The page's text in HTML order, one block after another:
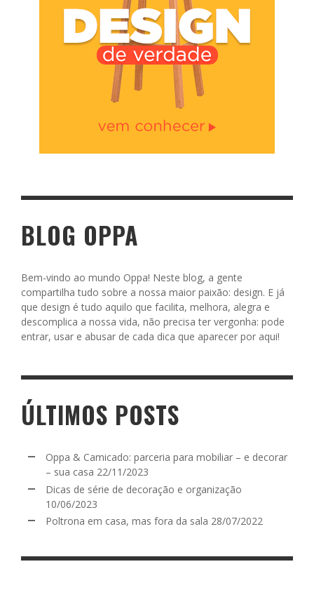
BLOG OPPA
Bem-vindo ao mundo Oppa! Neste blog, a gente
compartilha tudo sobre a nossa maior paixão: design. E já
que design é tudo aquilo que facilita, melhora, alegra e
descomplica a nossa vida, não precisa ter vergonha: pode
entrar, usar e abusar de cada dica que aparecer por aqui!
ÚLTIMOS POSTS
Oppa & Camicado: parceria para mobiliar – e decorar
– sua casa 22/11/2023
Dicas de série de decoração e organização
10/06/2023
Poltrona em casa, mas fora da sala 28/07/2022